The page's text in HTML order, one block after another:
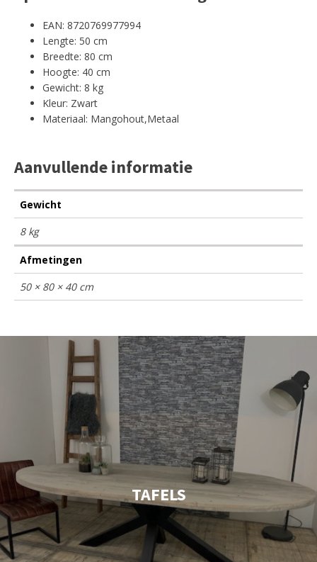
EAN: 8720769977994
Lengte: 50 cm
Breedte: 80 cm
Hoogte: 40 cm
Gewicht: 8 kg
Kleur: Zwart
Materiaal: Mangohout,Metaal
Aanvullende informatie
Gewicht
8 kg
Afmetingen
50 × 80 × 40 cm
TAFELS